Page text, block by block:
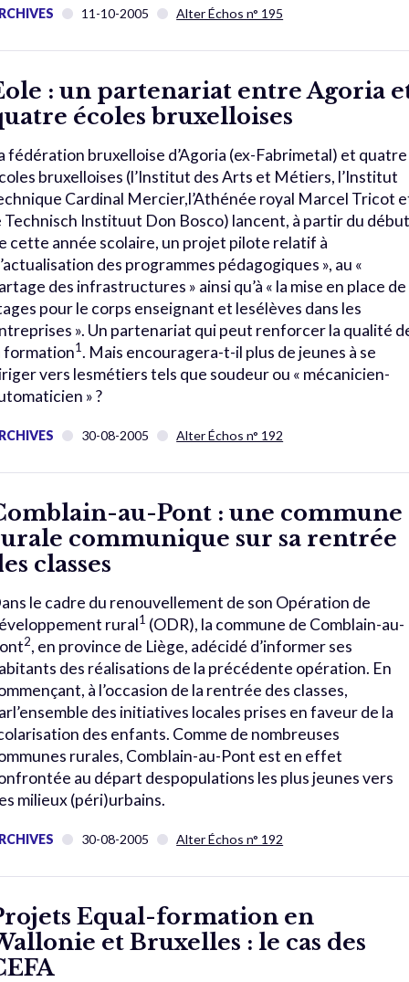
11-10-2005 Alter Échos n° 195
: un partenariat entre Agoria
écoles bruxelloises
fédération bruxelloise d’Agoria (ex-Fabrimetal) et quatre
bruxelloises (l’Institut des Arts et Métiers, l’Institut
Cardinal Mercier,l’Athénée royal Marcel Tricot
Technisch Instituut Don Bosco) lancent, à partir du début
cette année scolaire, un projet pilote relatif à
des programmes pédagogiques », au «
des infrastructures » ainsi qu’à « la mise en place de
pour le corps enseignant et lesélèves dans les
». Un partenariat qui peut renforcer la qualité
formation1. Mais encouragera-t-il plus de jeunes à se
vers lesmétiers tels que soudeur ou « mécanicien-
» ?
30-08-2005 Alter Échos n° 192
au-Pont : une commune
communique sur sa rentrée
classes
le cadre du renouvellement de son Opération de
rural1 (ODR), la commune de Comblain-au-
2, en province de Liège, adécidé d’informer ses
des réalisations de la précédente opération. En
à l’occasion de la rentrée des classes,
des initiatives locales prises en faveur de la
des enfants. Comme de nombreuses
rurales, Comblain-au-Pont est en effet
au départ despopulations les plus jeunes vers
milieux (péri)urbains.
30-08-2005 Alter Échos n° 192
Equal-formation en
et Bruxelles : le cas des